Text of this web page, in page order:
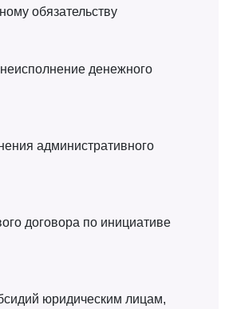
обязательству
денежного
административного
договора по инициативе
юридическим лицам,